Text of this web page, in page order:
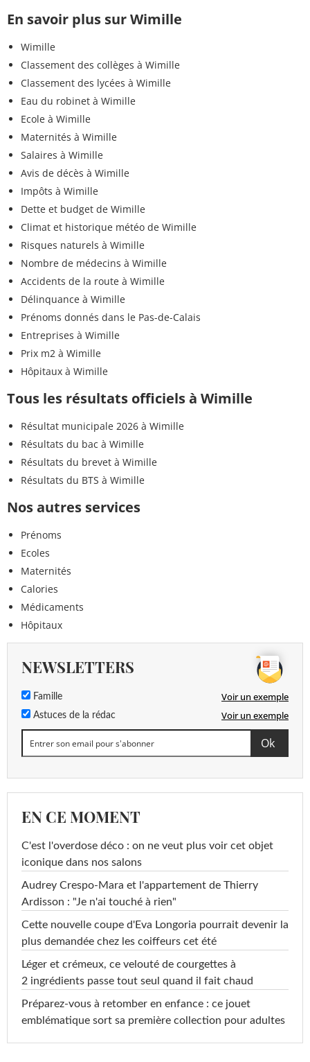
En savoir plus sur Wimille
Wimille
Classement des collèges à Wimille
Classement des lycées à Wimille
Eau du robinet à Wimille
Ecole à Wimille
Maternités à Wimille
Salaires à Wimille
Avis de décès à Wimille
Impôts à Wimille
Dette et budget de Wimille
Climat et historique météo de Wimille
Risques naturels à Wimille
Nombre de médecins à Wimille
Accidents de la route à Wimille
Délinquance à Wimille
Prénoms donnés dans le Pas-de-Calais
Entreprises à Wimille
Prix m2 à Wimille
Hôpitaux à Wimille
Tous les résultats officiels à Wimille
Résultat municipale 2026 à Wimille
Résultats du bac à Wimille
Résultats du brevet à Wimille
Résultats du BTS à Wimille
Nos autres services
Prénoms
Ecoles
Maternités
Calories
Médicaments
Hôpitaux
NEWSLETTERS
Famille Voir un exemple
Astuces de la rédac Voir un exemple
EN CE MOMENT
C'est l'overdose déco : on ne veut plus voir cet objet
iconique dans nos salons
Audrey Crespo-Mara et l'appartement de Thierry
Ardisson : "Je n'ai touché à rien"
Cette nouvelle coupe d'Eva Longoria pourrait devenir la
plus demandée chez les coiffeurs cet été
Léger et crémeux, ce velouté de courgettes à
2 ingrédients passe tout seul quand il fait chaud
Préparez-vous à retomber en enfance : ce jouet
emblématique sort sa première collection pour adultes